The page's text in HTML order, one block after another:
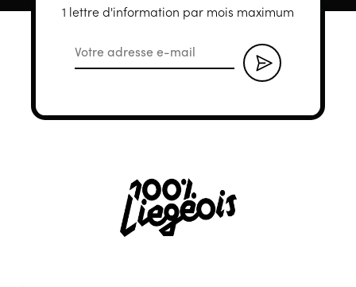
1 lettre d'information par mois maximum